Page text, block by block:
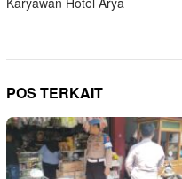
POS TERKAIT